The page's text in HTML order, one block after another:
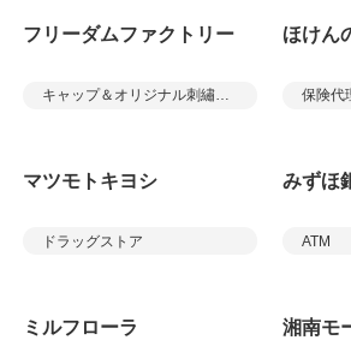
フリーダムファクトリー
キャップ＆オリジナル刺繡ショップ
ほけん
保険代
マツモトキヨシ
ドラッグストア
みずほ
ATM
ミルフローラ 湘南モ